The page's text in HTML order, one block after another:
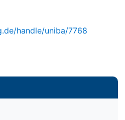
handle/uniba/7768